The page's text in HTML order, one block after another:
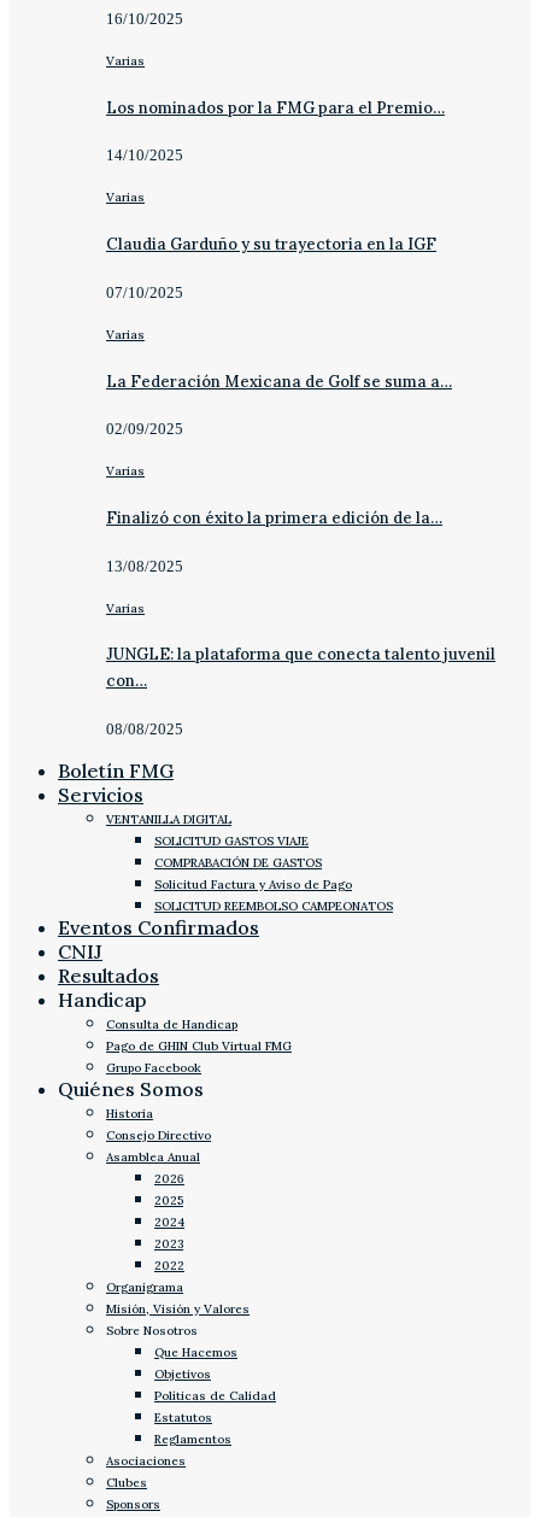
16/10/2025
Varias
Los nominados por la FMG para el Premio…
14/10/2025
Varias
Claudia Garduño y su trayectoria en la IGF
07/10/2025
Varias
La Federación Mexicana de Golf se suma a…
02/09/2025
Varias
Finalizó con éxito la primera edición de la…
13/08/2025
Varias
JUNGLE: la plataforma que conecta talento juvenil
con…
08/08/2025
Boletín FMG
Servicios
VENTANILLA DIGITAL
SOLICITUD GASTOS VIAJE
COMPRABACIÓN DE GASTOS
Solicitud Factura y Aviso de Pago
SOLICITUD REEMBOLSO CAMPEONATOS
Eventos Confirmados
CNIJ
Resultados
Handicap
Consulta de Handicap
Pago de GHIN Club Virtual FMG
Grupo Facebook
Quiénes Somos
Historia
Consejo Directivo
Asamblea Anual
2026
2025
2024
2023
2022
Organigrama
Misión, Visión y Valores
Sobre Nosotros
Que Hacemos
Objetivos
Políticas de Calidad
Estatutos
Reglamentos
Asociaciones
Clubes
Sponsors